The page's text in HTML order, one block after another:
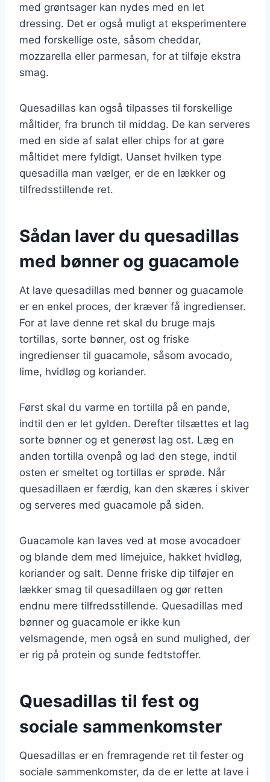
med grøntsager kan nydes med en let
dressing. Det er også muligt at eksperimentere
med forskellige oste, såsom cheddar,
mozzarella eller parmesan, for at tilføje ekstra
smag.
Quesadillas kan også tilpasses til forskellige
måltider, fra brunch til middag. De kan serveres
med en side af salat eller chips for at gøre
måltidet mere fyldigt. Uanset hvilken type
quesadilla man vælger, er de en lækker og
tilfredsstillende ret.
Sådan laver du quesadillas
med bønner og guacamole
At lave quesadillas med bønner og guacamole
er en enkel proces, der kræver få ingredienser.
For at lave denne ret skal du bruge majs
tortillas, sorte bønner, ost og friske
ingredienser til guacamole, såsom avocado,
lime, hvidløg og koriander.
Først skal du varme en tortilla på en pande,
indtil den er let gylden. Derefter tilsættes et lag
sorte bønner og et generøst lag ost. Læg en
anden tortilla ovenpå og lad den stege, indtil
osten er smeltet og tortillas er sprøde. Når
quesadillaen er færdig, kan den skæres i skiver
og serveres med guacamole på siden.
Guacamole kan laves ved at mose avocadoer
og blande dem med limejuice, hakket hvidløg,
koriander og salt. Denne friske dip tilføjer en
lækker smag til quesadillaen og gør retten
endnu mere tilfredsstillende. Quesadillas med
bønner og guacamole er ikke kun
velsmagende, men også en sund mulighed, der
er rig på protein og sunde fedtstoffer.
Quesadillas til fest og
sociale sammenkomster
Quesadillas er en fremragende ret til fester og
sociale sammenkomster, da de er lette at lave i